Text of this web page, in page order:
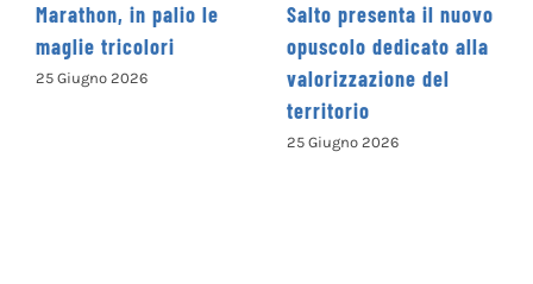
in palio le
Salto presenta il nuovo
opuscolo dedicato alla
valorizzazione del
25 Giugno 2026
Levante
Concorso
Nazionale